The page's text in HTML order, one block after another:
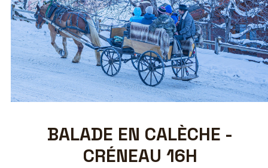
BALADE EN CALÈCHE -
CRÉNEAU 16H